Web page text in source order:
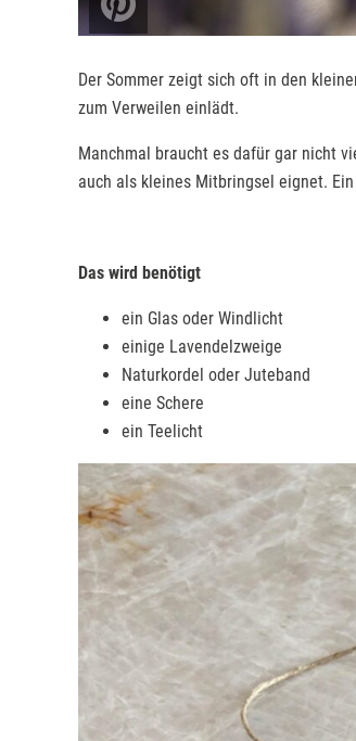
Der Sommer zeigt sich oft in den
zum Verweilen einlädt.
Manchmal braucht es dafür gar nicht
auch als kleines Mitbringsel eignet.
Das wird benötigt
ein Glas oder Windlicht
einige Lavendelzweige
Naturkordel oder Juteband
eine Schere
ein Teelicht